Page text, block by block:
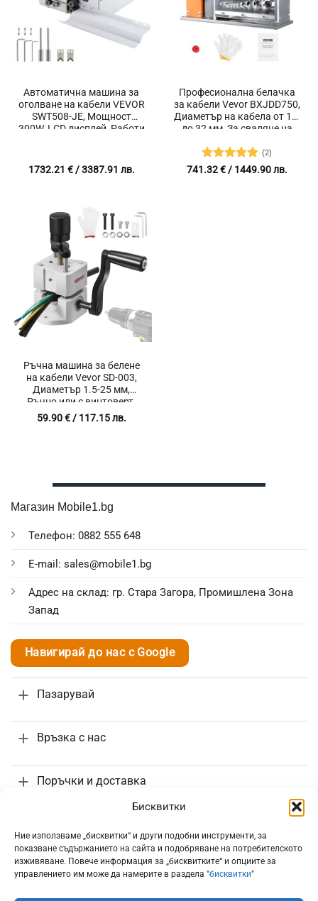
Бисквитки
Ние използваме „бисквитки“ и други подобни инструменти, за
показване съдържанието на сайта и подобряване на потребителското
изживяване. Повече информация за „бисквитките“ и опциите за
управлението им може да намерите в раздела "бисквитки"
Автоматична машина за
оголване на кабели VEVOR
SWT508-JE, Мощност
300W, LCD дисплей, Работи
1732.21 €/ 3387.91 лв.
Професионална белачка
за кабели Vevor BXJDD750,
Диаметър на кабела от 1.5
до 32 мм, За сваляне на
употребявани кабели
Оценено с
(2)
741.32€/ 1449.90 лв.
Ръчна машина за белене
на кабели Vevor SD-003,
Диаметър 1.5-25 мм,
Ръчно или с винтоверт,
Малка и преносима
59.90€/ 117.15 лв.
Магазин Mobile1.bg
Телефон: 0882 555 648
E-mail: sales@mobile1.bg
Адрес на склад: гр. Стара Загора, Промишлена Зона
Запад
Навигирай до нас с Google
Пазарувай
Връзка с нас
Поръчки и доставка